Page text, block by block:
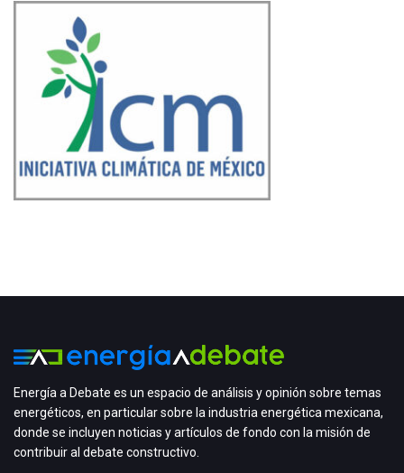
Energía a Debate es un espacio de análisis y opinión sobre temas
energéticos, en particular sobre la industria energética mexicana,
donde se incluyen noticias y artículos de fondo con la misión de
contribuir al debate constructivo.